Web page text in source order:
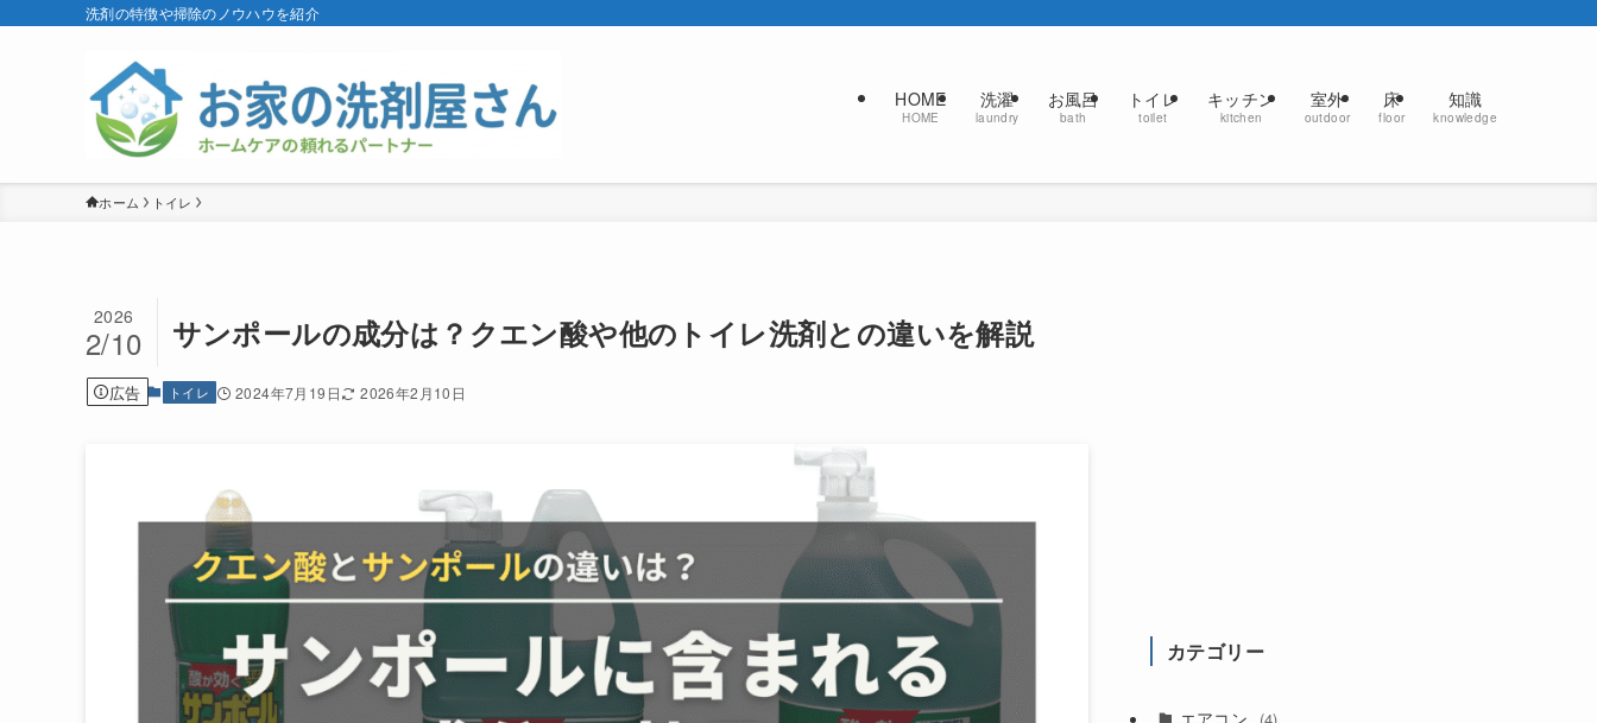
洗剤の特徴や掃除のノウハウを紹介
HOME
HOME
洗濯
laundry
お風呂
bath
トイレ
toilet
キッチン
kitchen
室外
outdoor
床
floor
知識
knowledge
ホーム トイレ
サンポールの成分は？クエン酸や他のトイレ洗剤との違いを解説
2026
2/10
広告 トイレ 2024年7月19日 2026年2月10日
カテゴリー
エアコン (4)